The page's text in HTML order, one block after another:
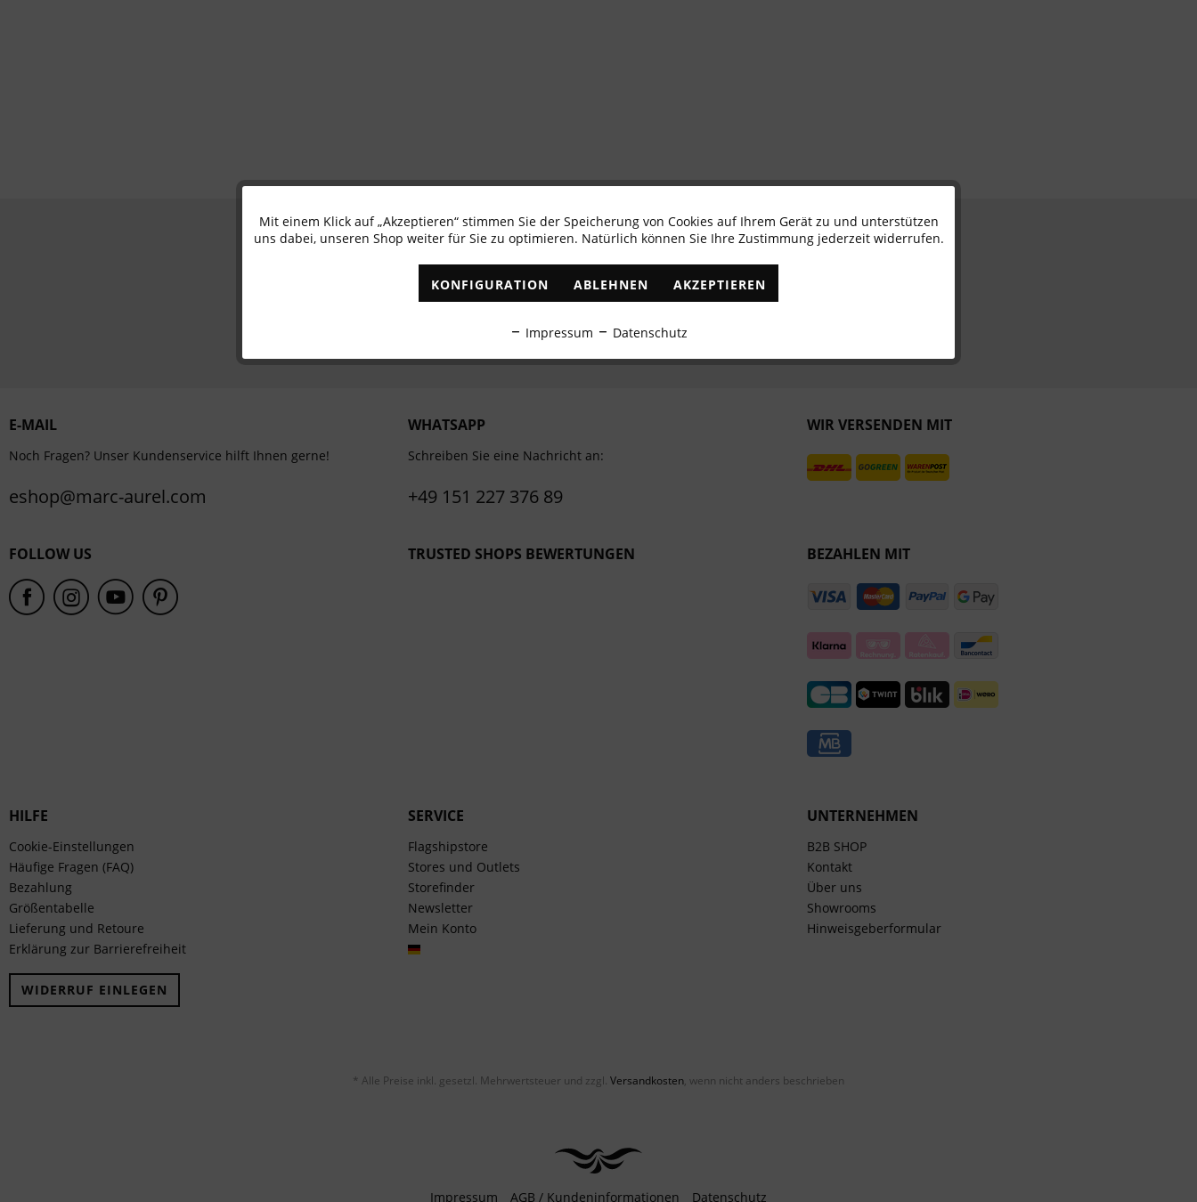
Newsletter abonnieren & 10% - Gutschein erhalten
✓ Exklusive Angebote ✓ Die aktuellsten Trends
E-MAIL
Noch Fragen? Unser Kundenservice hilft Ihnen gerne!
eshop@marc-aurel.com
WHATSAPP
Schreiben Sie eine Nachricht an:
+49 151 227 376 89
WIR VERSENDEN MIT
FOLLOW US TRUSTED SHOPS BEWERTUNGEN BEZAHLEN MIT
HILFE
Cookie-Einstellungen
Häufige Fragen (FAQ)
Bezahlung
Größentabelle
Lieferung und Retoure
Erklärung zur Barrierefreiheit
WIDERRUF EINLEGEN
SERVICE
Flagshipstore
Stores und Outlets
Storefinder
Newsletter
Mein Konto
UNTERNEHMEN
B2B SHOP
Kontakt
Über uns
Showrooms
Hinweisgeberformular
* Alle Preise inkl. gesetzl. Mehrwertsteuer und zzgl. Versandkosten, wenn nicht anders beschrieben
Impressum AGB / Kundeninformationen Datenschutz
Funktionale Aktiv
Mit einem Klick auf „Akzeptieren“ stimmen Sie der Speicherung von Cookies auf Ihrem Gerät zu und unterstützen
uns dabei, unseren Shop weiter für Sie zu optimieren. Natürlich können Sie Ihre Zustimmung jederzeit widerrufen.
KONFIGURATION ABLEHNEN AKZEPTIEREN
Impressum Datenschutz